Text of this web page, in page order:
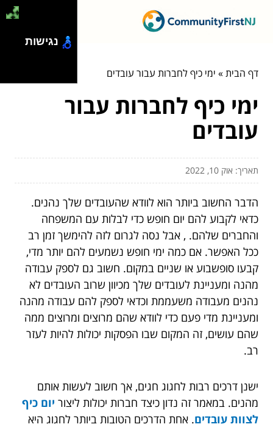
דף הבית» ימי כיף לחברות עבור עובדים
ימי כיף לחברות עבור
עובדים
תאריך: אוק 10, 2022
הדבר החשוב ביותר הוא לוודא שהעובדים שלך נהנים.
כדאי לקבוע להם יום חופש כדי לבלות עם המשפחה
והחברים שלהם. , אבל נסה לגרום לזה להימשך זמן רב
ככל האפשר. אם כמה ימי חופש נשמעים להם יותר מדי,
קבעו סופשבוע או שניים במקום. חשוב גם לספק עבודה
מהנה ומעניינת לעובדים שלך מכיוון שרוב העובדים לא
נהנים מעבודה משעממת וכדאי לספק להם עבודה מהנה
ומעניינת מדי פעם כדי לוודא שהם מרוצים ומרוצים ממה
שהם עושים, זה המקום שבו הפסקות יכולות להיות לעזר
רב.
ישנן דרכים רבות לחגוג חגים, אך חשוב לעשות אותם
מהנים. במאמר זה נדון כיצד חברות יכולות ליצור יום כיף
לצוות עובדים. אחת הדרכים הטובות ביותר לחגוג היא
נגישות